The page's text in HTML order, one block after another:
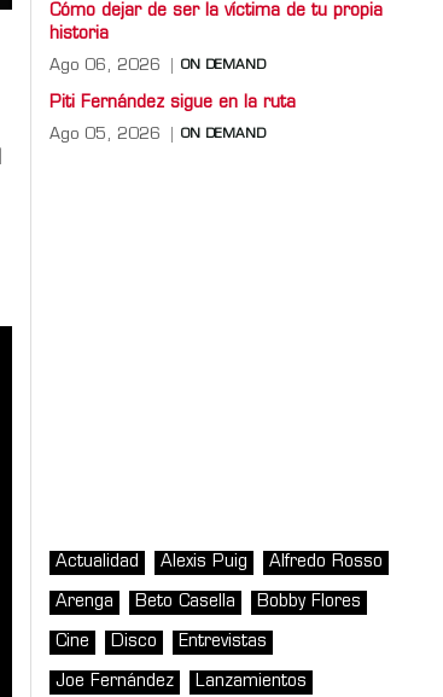
Cómo dejar de ser la víctima de tu propia
historia
Ago 06, 2026 ON DEMAND
Piti Fernández sigue en la ruta
Ago 05, 2026 ON DEMAND
Actualidad Alexis Puig Alfredo Rosso
Arenga Beto Casella Bobby Flores
Cine Disco Entrevistas
Joe Fernández Lanzamientos